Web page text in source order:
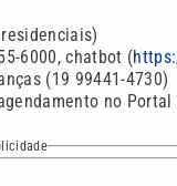
6000, chatbot (
(19 99441-4730)
no Portal